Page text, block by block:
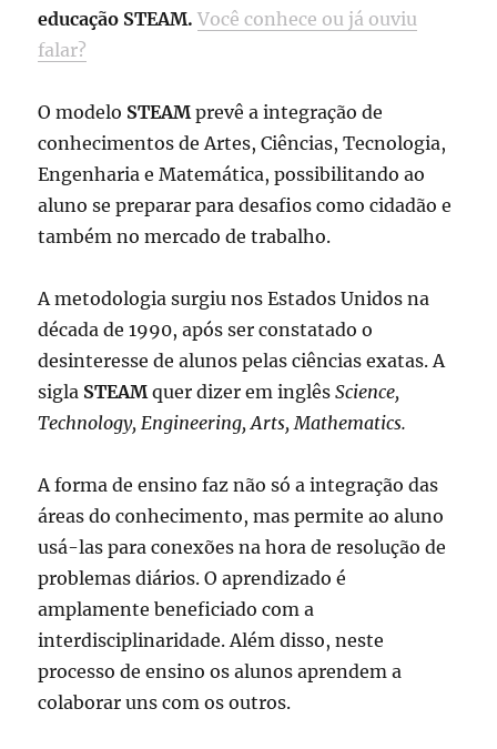
educação STEAM. Você conhece ou já ouviu
falar?
O modelo STEAM prevê a integração de
conhecimentos de Artes, Ciências, Tecnologia,
Engenharia e Matemática, possibilitando ao
aluno se preparar para desafios como cidadão e
também no mercado de trabalho.
A metodologia surgiu nos Estados Unidos na
década de 1990, após ser constatado o
desinteresse de alunos pelas ciências exatas. A
sigla STEAM quer dizer em inglêsScience,
Technology, Engineering, Arts, Mathematics.
A forma de ensino faz não só a integração das
áreas do conhecimento, mas permite ao aluno
usá-las para conexões na hora de resolução de
problemas diários. O aprendizado é
amplamente beneficiado com a
interdisciplinaridade. Além disso, neste
processo de ensino os alunos aprendem a
colaborar uns com os outros.